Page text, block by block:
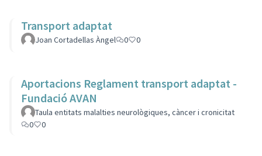
Transport adaptat
Joan Cortadellas Àngel 0 0
Aportacions Reglament transport adaptat -
Fundació AVAN
Taula entitats malalties neurològiques, càncer i cronicitat
0
0